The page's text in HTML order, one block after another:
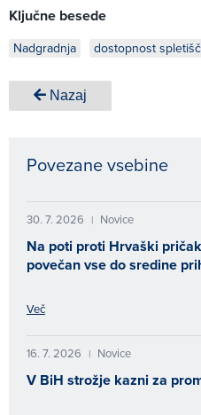
Ključne besede
Nadgradnja dostopnost
Nazaj
Povezane vsebine
30. 7. 2026 | Novice
Na poti proti Hrvaški
povečan vse do sredine
Več
16. 7. 2026 | Novice
V BiH strožje kazni za